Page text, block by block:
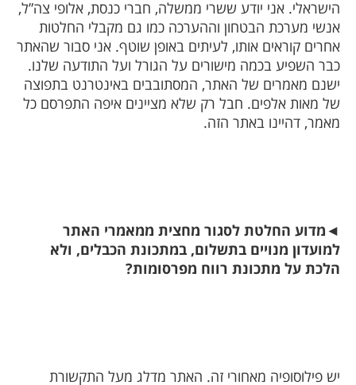
הישראלי. אני יודע ששרי ממשלה, חברי כנסת, אלופי צה”ל,
אנשי מערכת הבטחון וההערכה כמו גם מקבלי החלטות
אחרים קוראים אותו, לעיתים באופן שוטף. אני סבור שהאתר
כבר השפיע בכמה מישורים על הגורל ועל התודעה שלנו.
ישנם מאמרים של האתר, המסתובבים באינטרנט בתפוצה
של מאות אלפים. חבל רק שלא מציינים איפה התפרסם כל
מאמר, דהיינו באתר הזה.
◄ מדוע החלטת לסגור מחצית ממאמרי האתר
למועדון מנויים בתשלום, במתכונת הכבלים, ולא
הלכת על מתכונת רווח מפרסומות?
יש פילוסופיה מאחורי זה. האתר מדלג מעל התקשורת